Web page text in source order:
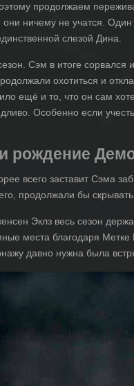
продолжаем
ничему не учатся.
слезой Дина.
Сэм в итоге
охотиться и
ещё и то, что он сам
Особенно если
рождение
всего заставит Сэма
продолжали бы скрывать
Эклз весь сезон
места благодаря
давно нужна была